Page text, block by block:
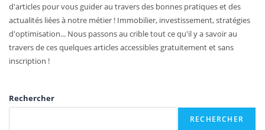
d'articles pour vous guider au travers des bonnes pratiques et des
actualités liées à notre métier ! Immobilier, investissement, stratégies
d'optimisation... Nous passons au crible tout ce qu'il y a savoir au
travers de ces quelques articles accessibles gratuitement et sans
inscription !
Rechercher
RECHERCHER